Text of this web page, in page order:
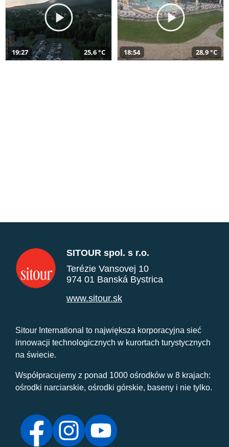
19:27 25,6 °C 18:54 28,9 °C
SITOUR spol. s r.o.
Terézie Vansovej 10
974 01 Banská Bystrica
www.sitour.sk
Sitour International to największa korporacyjna sieć
innowacji technologicznych w kurortach turystycznych
na świecie.
Współpracujemy z ponad 1000 ośrodków w 8 krajach:
ośrodki narciarskie, ośrodki górskie, baseny i nie tylko.